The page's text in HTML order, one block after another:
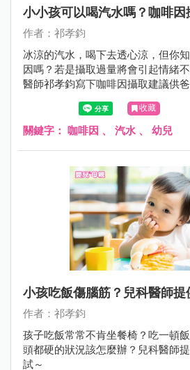
小小孩可以喝汽水嗎？咖啡因
作者：祁孝鈞
冰涼的汽水，喝下去透心涼，但你
因嗎？若是攝取過量將會引起情緒
醫師祁孝鈞寫下咖啡因攝取建議供爸
收藏
關鍵字： 咖啡因 、 汽水 、 幼兒
小孩吃飯傷腦筋？兒科醫師提
作者：祁孝鈞
孩子吃飯常常不肯坐餐椅？吃一頓
頭都硬的狀況該怎麼辦？兒科醫師
試～